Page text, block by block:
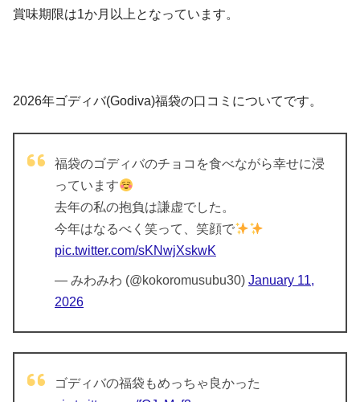
賞味期限は1か月以上となっています。
2026年ゴディバ(Godiva)福袋の口コミについてです。
福袋のゴディバのチョコを食べながら幸せに浸
っています
去年の私の抱負は謙虚でした。
今年はなるべく笑って、笑顔で
pic.twitter.com/sKNwjXskwK
— みわみわ (@kokoromusubu30) January 11,
2026
ゴディバの福袋もめっちゃ良かった